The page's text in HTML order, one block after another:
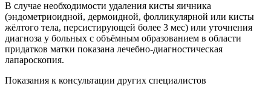
В случае необходимости удаления кисты яичника
(эндометриоидной, дермоидной, фолликулярной или кисты
жёлтого тела, персистирующей более 3 мес) или уточнения
диагноза у больных с объёмным образованием в области
придатков матки показана лечебно-диагностическая
лапароскопия.
Показания к консультации других специалистов